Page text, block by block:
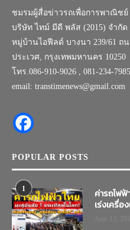
ชมรมผู้สื่อข่าวรถเพื่อการพาณิชย์
บริษัท ไทม์ มีดี พลัส (2015) จำกัด
หมู่บ้านไอฟีลด์ บางนา 239/61 ถ
ประเวศ, กรุงเทพมหานคร 10250
โทร.086-910-9026 , 081-234-7985
email: transtimenews@gmail.com
POPULAR POSTS
1
ค่ารถไฟฟ้
เร่งเครื่อ